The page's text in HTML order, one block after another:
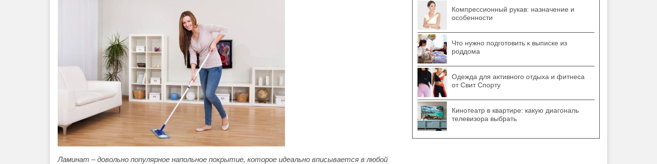
Ламинат – довольно популярное напольное покрытие, которое идеально вписывается в любой
Компрессионный рукав: назначение и
особенности
Что нужно подготовить к выписке из
роддома
Одежда для активного отдыха и фитнеса
от Свит Спорту
Кинотеатр в квартире: какую диагональ
телевизора выбрать